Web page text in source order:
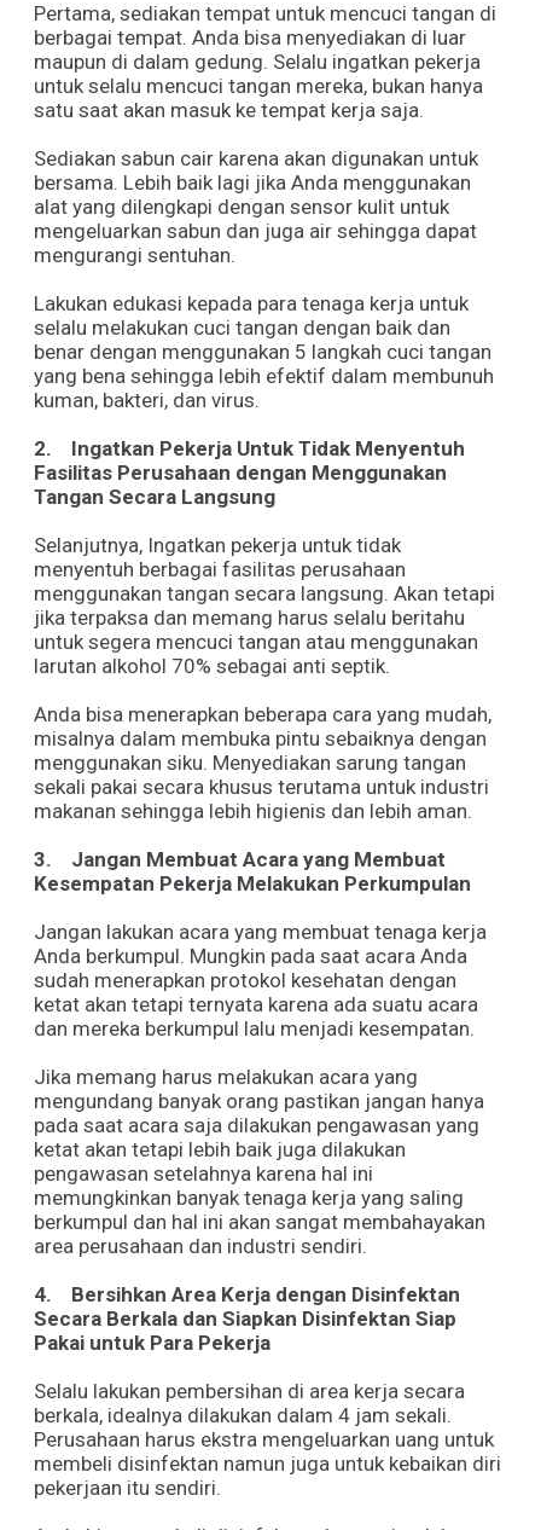
Pertama, sediakan tempat untuk mencuci tangan di
berbagai tempat. Anda bisa menyediakan di luar
maupun di dalam gedung. Selalu ingatkan pekerja
untuk selalu mencuci tangan mereka, bukan hanya
satu saat akan masuk ke tempat kerja saja.
Sediakan sabun cair karena akan digunakan untuk
bersama. Lebih baik lagi jika Anda menggunakan
alat yang dilengkapi dengan sensor kulit untuk
mengeluarkan sabun dan juga air sehingga dapat
mengurangi sentuhan.
Lakukan edukasi kepada para tenaga kerja untuk
selalu melakukan cuci tangan dengan baik dan
benar dengan menggunakan 5 langkah cuci tangan
yang bena sehingga lebih efektif dalam membunuh
kuman, bakteri, dan virus.
2.
Ingatkan Pekerja Untuk Tidak Menyentuh
Fasilitas Perusahaan dengan Menggunakan
Tangan Secara Langsung
Selanjutnya, Ingatkan pekerja untuk tidak
menyentuh berbagai fasilitas perusahaan
menggunakan tangan secara langsung. Akan tetapi
jika terpaksa dan memang harus selalu beritahu
untuk segera mencuci tangan atau menggunakan
larutan alkohol 70% sebagai anti septik.
Anda bisa menerapkan beberapa cara yang mudah,
misalnya dalam membuka pintu sebaiknya dengan
menggunakan siku. Menyediakan sarung tangan
sekali pakai secara khusus terutama untuk industri
makanan sehingga lebih higienis dan lebih aman.
3.
Jangan Membuat Acara yang Membuat
Kesempatan Pekerja Melakukan Perkumpulan
Jangan lakukan acara yang membuat tenaga kerja
Anda berkumpul. Mungkin pada saat acara Anda
sudah menerapkan protokol kesehatan dengan
ketat akan tetapi ternyata karena ada suatu acara
dan mereka berkumpul lalu menjadi kesempatan.
Jika memang harus melakukan acara yang
mengundang banyak orang pastikan jangan hanya
pada saat acara saja dilakukan pengawasan yang
ketat akan tetapi lebih baik juga dilakukan
pengawasan setelahnya karena hal ini
memungkinkan banyak tenaga kerja yang saling
berkumpul dan hal ini akan sangat membahayakan
area perusahaan dan industri sendiri.
4.
Bersihkan Area Kerja dengan Disinfektan
Secara Berkala dan Siapkan Disinfektan Siap
Pakai untuk Para Pekerja
Selalu lakukan pembersihan di area kerja secara
berkala, idealnya dilakukan dalam 4 jam sekali.
Perusahaan harus ekstra mengeluarkan uang untuk
membeli disinfektan namun juga untuk kebaikan diri
pekerjaan itu sendiri.